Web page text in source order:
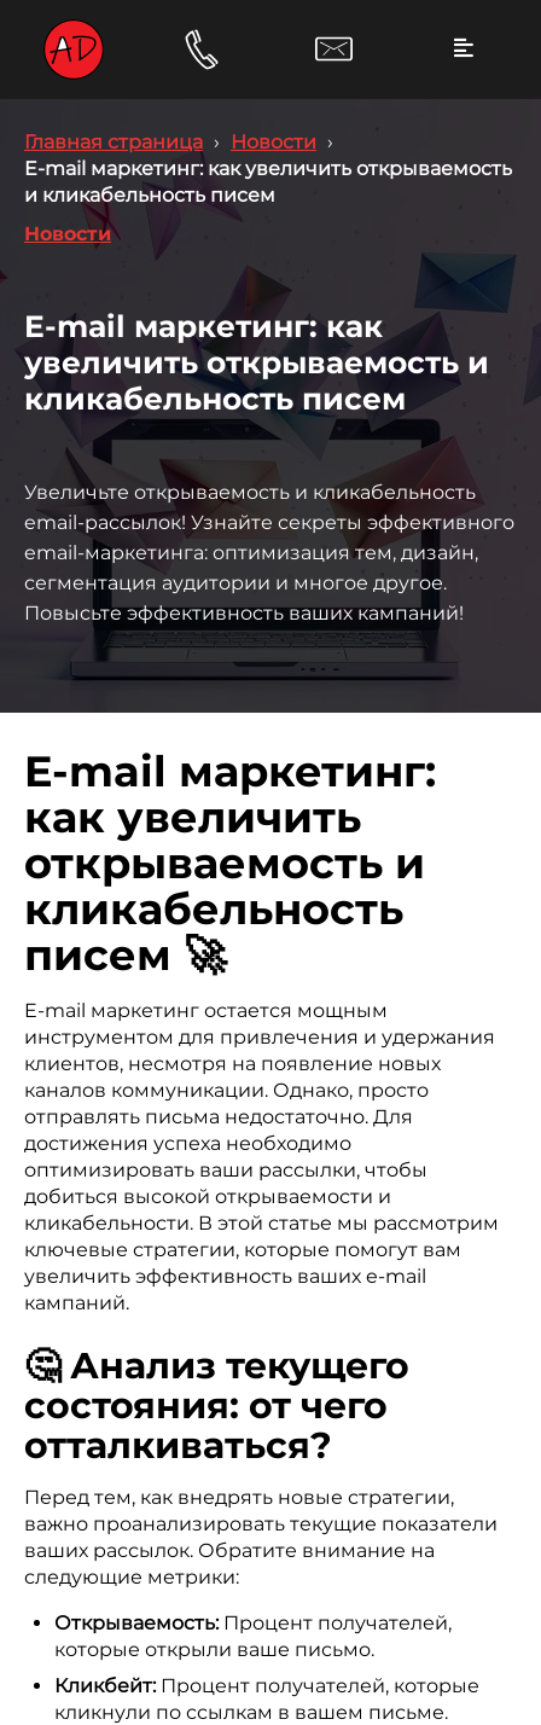
Главная страница › Новости ›
E-mail маркетинг: как увеличить открываемость
и кликабельность писем
Новости
E-mail маркетинг: как
увеличить открываемость и
кликабельность писем
Увеличьте открываемость и кликабельность
email-рассылок! Узнайте секреты эффективного
email-маркетинга: оптимизация тем, дизайн,
сегментация аудитории и многое другое.
Повысьте эффективность ваших кампаний!
E-mail маркетинг:
как увеличить
открываемость и
кликабельность
писем 🚀
E-mail маркетинг остается мощным
инструментом для привлечения и удержания
клиентов, несмотря на появление новых
каналов коммуникации. Однако, просто
отправлять письма недостаточно. Для
достижения успеха необходимо
оптимизировать ваши рассылки, чтобы
добиться высокой открываемости и
кликабельности. В этой статье мы рассмотрим
ключевые стратегии, которые помогут вам
увеличить эффективность ваших e-mail
кампаний.
🤔 Анализ текущего
состояния: от чего
отталкиваться?
Перед тем, как внедрять новые стратегии,
важно проанализировать текущие показатели
ваших рассылок. Обратите внимание на
следующие метрики:
Открываемость:Процент получателей,
которые открыли ваше письмо.
Кликбейт:Процент получателей, которые
кликнули по ссылкам в вашем письме.